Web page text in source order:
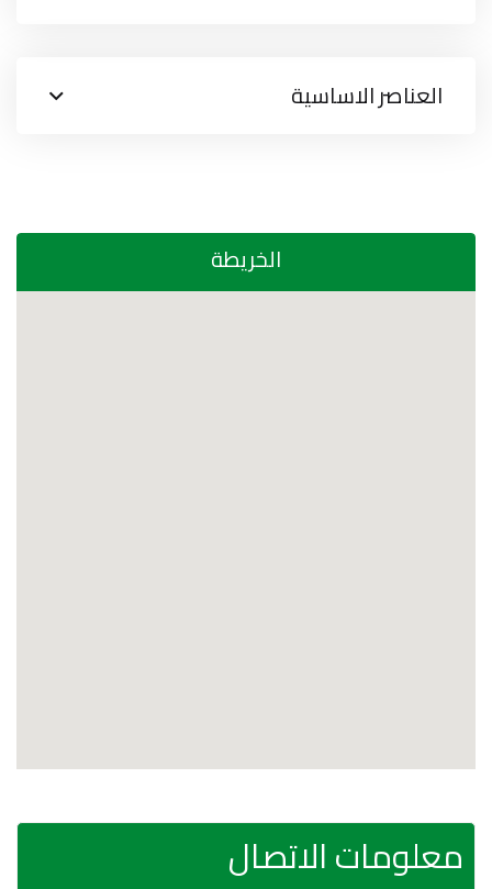
العناصر الاساسية
الخريطة
معلومات الاتصال